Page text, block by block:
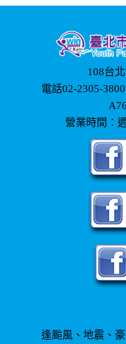
108台
電話02-2305-
營業時間：
逢颱風、地震、